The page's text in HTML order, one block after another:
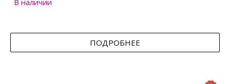
В наличии
ПОДРОБНЕЕ